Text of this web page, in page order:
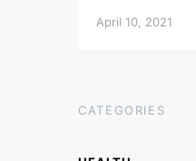
April 10, 2021
CATEGORIES